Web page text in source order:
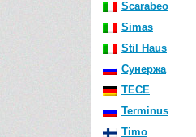
Scarabeo
Simas
Stil Haus
Сунержа
TECE
Terminus
Timo